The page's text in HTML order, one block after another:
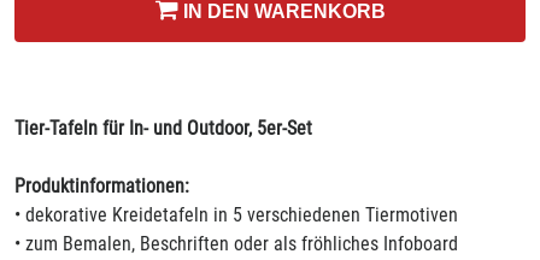
IN DEN WARENKORB
Tier-Tafeln für In- und Outdoor, 5er-Set
Produktinformationen:
• dekorative Kreidetafeln in 5 verschiedenen Tiermotiven
• zum Bemalen, Beschriften oder als fröhliches Infoboard